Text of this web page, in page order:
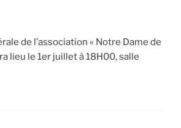
de l’association « Notre Dame de
lieu le 1er juillet à 18H00, salle